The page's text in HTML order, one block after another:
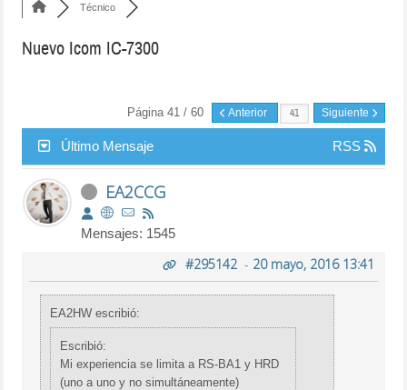
Técnico
Nuevo Icom IC-7300
Página 41 / 60 Anterior Siguiente
Último Mensaje RSS
EA2CCG
Mensajes: 1545
#295142- 20 mayo, 2016 13:41
EA2HW escribió:
Escribió:
Mi experiencia se limita a RS-BA1 y HRD
(uno a uno y no simultáneamente)